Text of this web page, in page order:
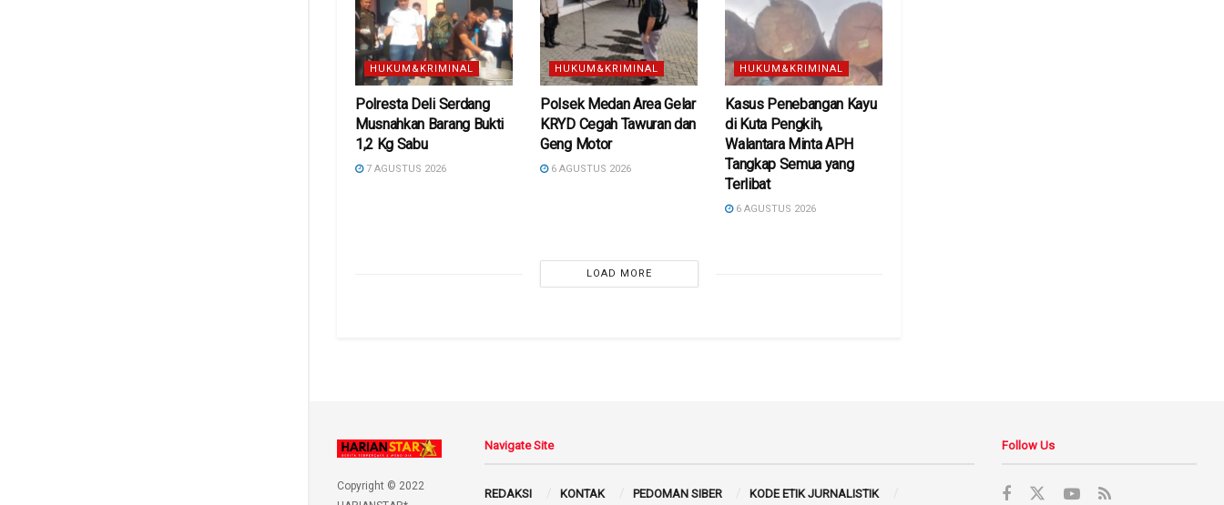
HUKUM&KRIMINAL
Polresta Deli Serdang
Musnahkan Barang Bukti
1,2 Kg Sabu
7 AGUSTUS 2026
HUKUM&KRIMINAL
Polsek Medan Area Gelar
KRYD Cegah Tawuran dan
Geng Motor
6 AGUSTUS 2026
HUKUM&KRIMINAL
Kasus Penebangan Kayu
di Kuta Pengkih,
Walantara Minta APH
Tangkap Semua yang
Terlibat
6 AGUSTUS 2026
LOAD MORE
Copyright © 2022
Navigate Site
REDAKSI KONTAK PEDOMAN SIBER KODE ETIK JURNALISTIK
Follow Us